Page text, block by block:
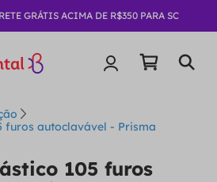
GRÁTIS ACIMA DE R$350 PARA SC
furos autoclavável - Prisma
105 furos